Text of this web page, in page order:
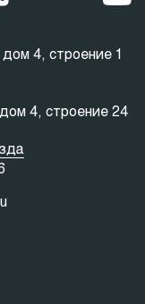
4, строение 1
4, строение 24